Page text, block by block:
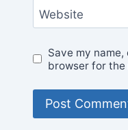
Website
Save my
browser for the